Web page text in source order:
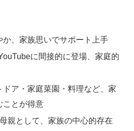
か、家族思いでサポート上手
に間接的に登場、家庭的
ドア・家庭菜園・料理など、家
ことが得意
親として、家族の中心的存在